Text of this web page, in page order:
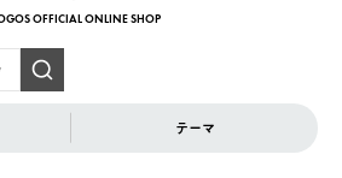
OFFICIAL ONLINE SHOP
テーマ